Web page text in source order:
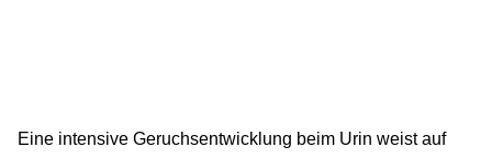
Eine intensive Geruchsentwicklung beim Urin weist auf